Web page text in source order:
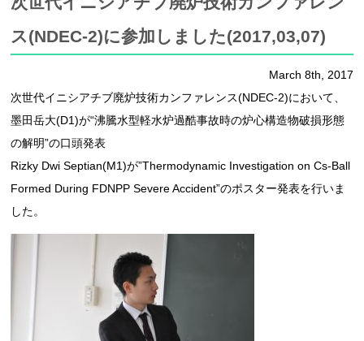
RESEARCH
FACILITIES
ACHIEVEMENT
Members
Pictures
Access
ス(NDEC-2)に参加しました(2017,03,07)
March 8th, 2017
次世代イニシアチブ廃炉技術カンファレンス(NDEC-2)において、
墨田岳大(D1)が“沸騰水型軽水炉過酷事故時の炉心構造物破損形態
の解明”の口頭発表
Rizky Dwi Septian(M1)が”Thermodynamic Investigation on Cs-Ball
Formed During FDNPP Severe Accident”のポスター発表を行いま
した。